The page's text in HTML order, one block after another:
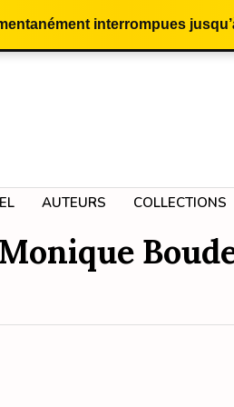
interrompues
AUTEURS COLLECTIONS
Monique